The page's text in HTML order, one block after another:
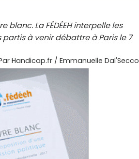
La FÉDÉEH interpelle les
à venir débattre à Paris le 7
Handicap.fr / Emmanuelle Dal'Secco